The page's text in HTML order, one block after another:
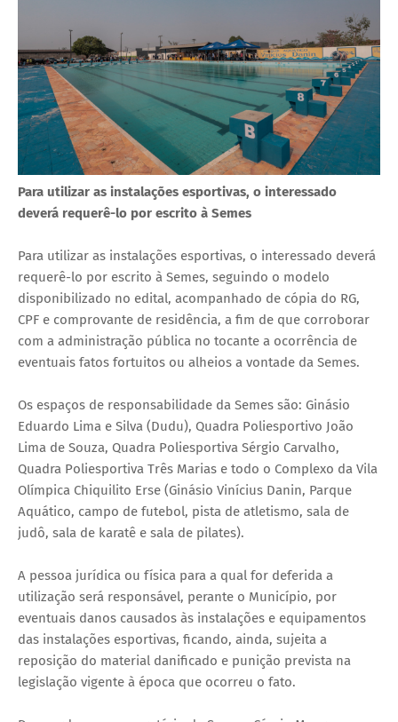
Para utilizar as instalações esportivas, o interessado
deverá requerê-lo por escrito à Semes
Para utilizar as instalações esportivas, o interessado deverá
requerê-lo por escrito à Semes, seguindo o modelo
disponibilizado no edital, acompanhado de cópia do RG,
CPF e comprovante de residência, a fim de que corroborar
com a administração pública no tocante a ocorrência de
eventuais fatos fortuitos ou alheios a vontade da Semes.
Os espaços de responsabilidade da Semes são: Ginásio
Eduardo Lima e Silva (Dudu), Quadra Poliesportivo João
Lima de Souza, Quadra Poliesportiva Sérgio Carvalho,
Quadra Poliesportiva Três Marias e todo o Complexo da Vila
Olímpica Chiquilito Erse (Ginásio Vinícius Danin, Parque
Aquático, campo de futebol, pista de atletismo, sala de
judô, sala de karatê e sala de pilates).
A pessoa jurídica ou física para a qual for deferida a
utilização será responsável, perante o Município, por
eventuais danos causados às instalações e equipamentos
das instalações esportivas, ficando, ainda, sujeita a
reposição do material danificado e punição prevista na
legislação vigente à época que ocorreu o fato.